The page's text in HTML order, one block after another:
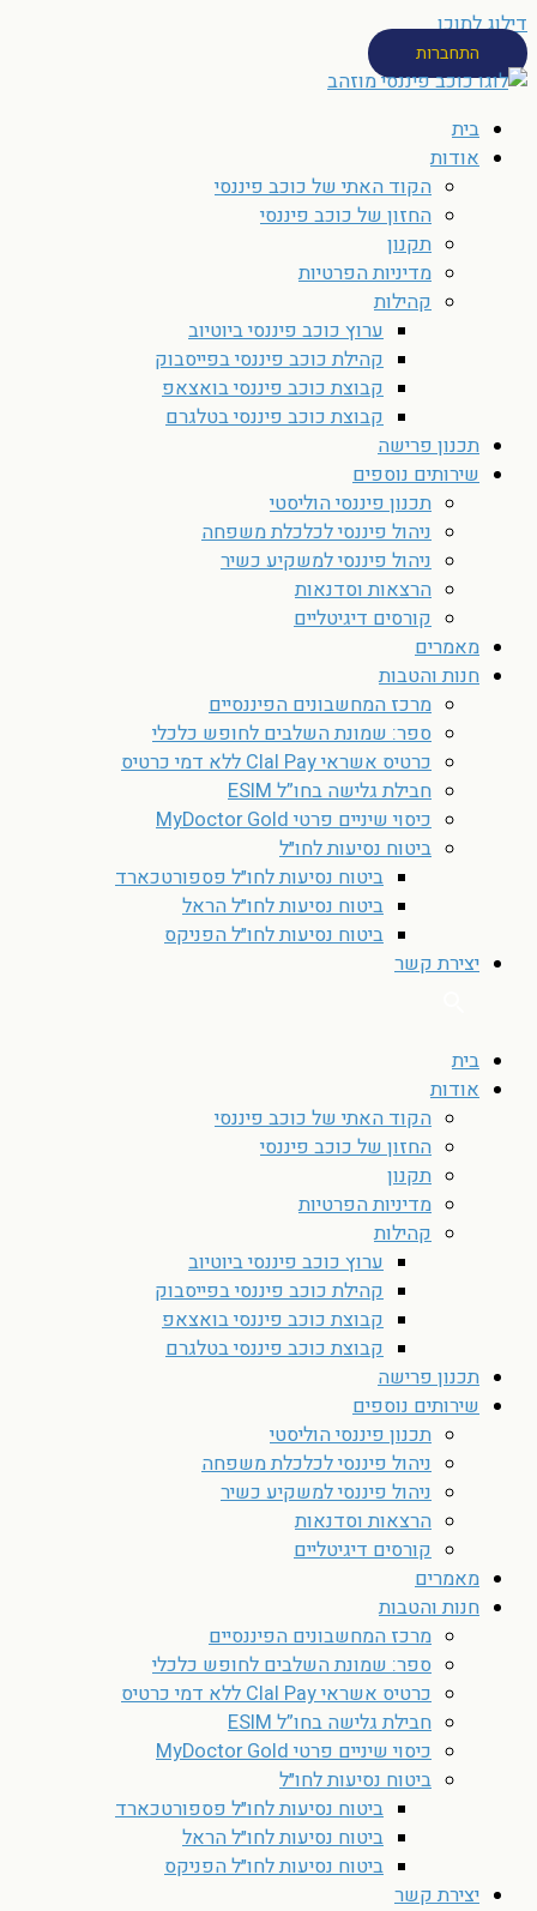
דילוג לתוכן
התחברות
בית
אודות
הקוד האתי של כוכב פיננסי
החזון של כוכב פיננסי
תקנון
מדיניות הפרטיות
קהילות
ערוץ כוכב פיננסי ביוטיוב
קהילת כוכב פיננסי בפייסבוק
קבוצת כוכב פיננסי בואצאפ
קבוצת כוכב פיננסי בטלגרם
תכנון פרישה
שירותים נוספים
תכנון פיננסי הוליסטי
ניהול פיננסי לכלכלת משפחה
ניהול פיננסי למשקיע כשיר
הרצאות וסדנאות
קורסים דיגיטליים
מאמרים
חנות והטבות
מרכז המחשבונים הפיננסיים
ספר: שמונת השלבים לחופש כלכלי
כרטיס אשראי Clal Pay ללא דמי כרטיס
חבילת גלישה בחו”ל ESIM
כיסוי שיניים פרטי MyDoctor Gold
ביטוח נסיעות לחו״ל
ביטוח נסיעות לחו״ל פספורטכארד
ביטוח נסיעות לחו״ל הראל
ביטוח נסיעות לחו״ל הפניקס
יצירת קשר
בית
אודות
הקוד האתי של כוכב פיננסי
החזון של כוכב פיננסי
תקנון
מדיניות הפרטיות
קהילות
ערוץ כוכב פיננסי ביוטיוב
קהילת כוכב פיננסי בפייסבוק
קבוצת כוכב פיננסי בואצאפ
קבוצת כוכב פיננסי בטלגרם
תכנון פרישה
שירותים נוספים
תכנון פיננסי הוליסטי
ניהול פיננסי לכלכלת משפחה
ניהול פיננסי למשקיע כשיר
הרצאות וסדנאות
קורסים דיגיטליים
מאמרים
חנות והטבות
מרכז המחשבונים הפיננסיים
ספר: שמונת השלבים לחופש כלכלי
כרטיס אשראי Clal Pay ללא דמי כרטיס
חבילת גלישה בחו”ל ESIM
כיסוי שיניים פרטי MyDoctor Gold
ביטוח נסיעות לחו״ל
ביטוח נסיעות לחו״ל פספורטכארד
ביטוח נסיעות לחו״ל הראל
ביטוח נסיעות לחו״ל הפניקס
יצירת קשר